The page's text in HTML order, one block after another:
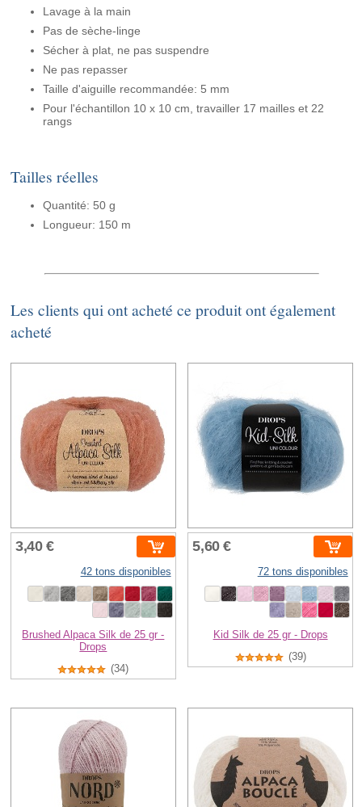
Lavage à la main
Pas de sèche-linge
Sécher à plat, ne pas suspendre
Ne pas repasser
Taille d'aiguille recommandée: 5 mm
Pour l'échantillon 10 x 10 cm, travailler 17 mailles et 22
rangs
Tailles réelles
Quantité: 50 g
Longueur: 150 m
Les clients qui ont acheté ce produit ont également
acheté
3,40 €
42 tons disponibles
Brushed Alpaca Silk de 25 gr -
Drops
(34)
5,60 €
72 tons disponibles
Kid Silk de 25 gr - Drops
(39)